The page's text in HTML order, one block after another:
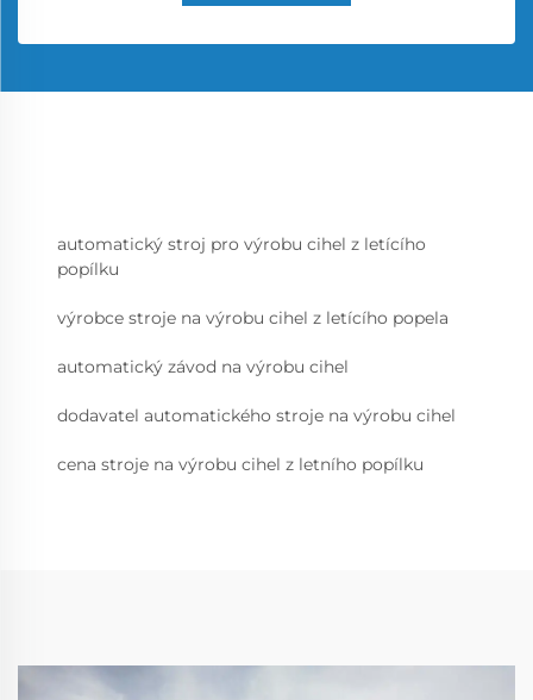
automatický stroj pro výrobu cihel z letícího
popílku
výrobce stroje na výrobu cihel z letícího popela
automatický závod na výrobu cihel
dodavatel automatického stroje na výrobu cihel
cena stroje na výrobu cihel z letního popílku